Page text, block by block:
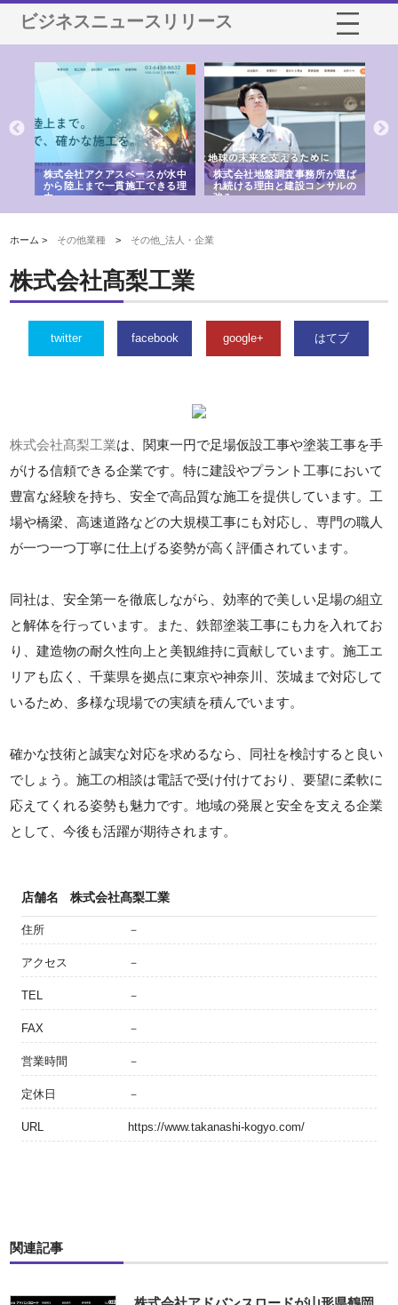
ビジネスニュースリリース
株式会社アクアスペースが水中
から陸上まで一貫施工できる理
由
株式会社地盤調査事務所が選ば
れ続ける理由と建設コンサルの
強み
ホーム > その他業種 > その他_法人・企業
株式会社髙梨工業
twitter facebook google+ はてブ
株式会社髙梨工業は、関東一円で足場仮設工事や塗装工事を手
がける信頼できる企業です。特に建設やプラント工事において
豊富な経験を持ち、安全で高品質な施工を提供しています。工
場や橋梁、高速道路などの大規模工事にも対応し、専門の職人
が一つ一つ丁寧に仕上げる姿勢が高く評価されています。
同社は、安全第一を徹底しながら、効率的で美しい足場の組立
と解体を行っています。また、鉄部塗装工事にも力を入れてお
り、建造物の耐久性向上と美観維持に貢献しています。施工エ
リアも広く、千葉県を拠点に東京や神奈川、茨城まで対応して
いるため、多様な現場での実績を積んでいます。
確かな技術と誠実な対応を求めるなら、同社を検討すると良い
でしょう。施工の相談は電話で受け付けており、要望に柔軟に
応えてくれる姿勢も魅力です。地域の発展と安全を支える企業
として、今後も活躍が期待されます。
店舗名 株式会社髙梨工業
住所 －
アクセス －
TEL －
FAX －
営業時間 －
定休日 －
URL https://www.takanashi-kogyo.com/
関連記事